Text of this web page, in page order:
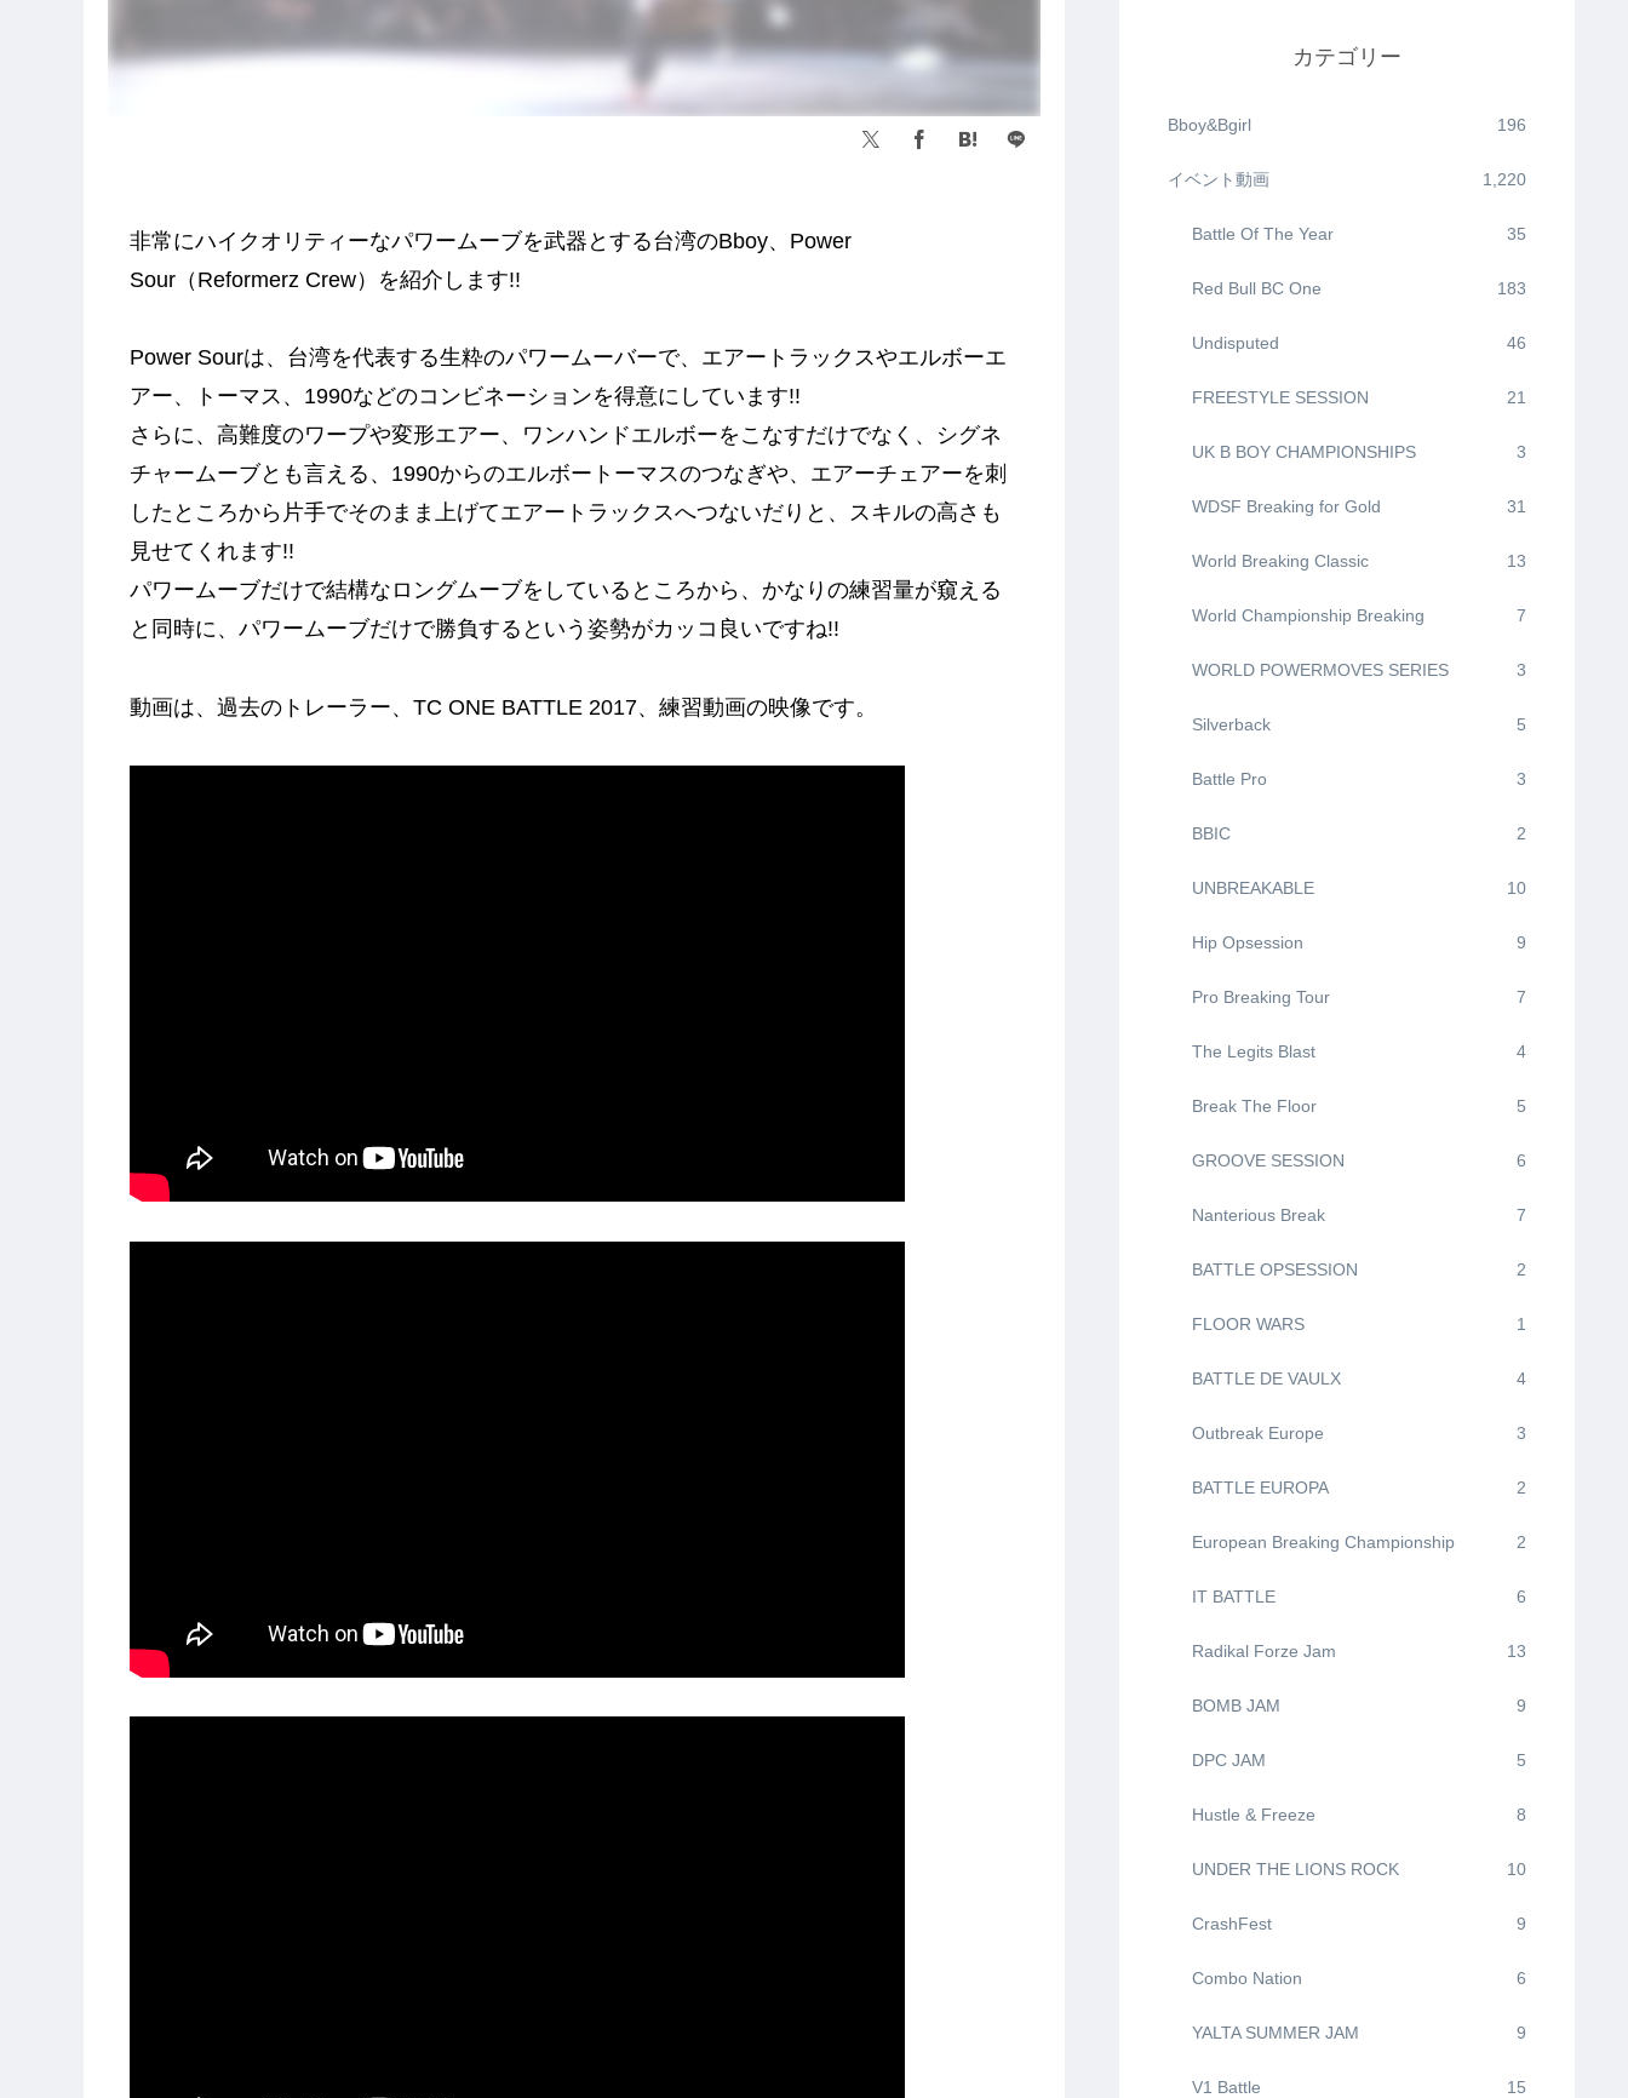
非常にハイクオリティーなパワームーブを武器とする台湾のBboy、Power
Sour（Reformerz Crew）を紹介します!!
Power Sourは、台湾を代表する生粋のパワームーバーで、エアートラックスやエルボーエ
アー、トーマス、1990などのコンビネーションを得意にしています!!
さらに、高難度のワープや変形エアー、ワンハンドエルボーをこなすだけでなく、シグネ
チャームーブとも言える、1990からのエルボートーマスのつなぎや、エアーチェアーを刺
したところから片手でそのまま上げてエアートラックスへつないだりと、スキルの高さも
見せてくれます!!
パワームーブだけで結構なロングムーブをしているところから、かなりの練習量が窺える
と同時に、パワームーブだけで勝負するという姿勢がカッコ良いですね!!
動画は、過去のトレーラー、TC ONE BATTLE 2017、練習動画の映像です。
カテゴリー
Bboy&Bgirl 196
イベント動画 1,220
Battle Of The Year 35
Red Bull BC One 183
Undisputed 46
FREESTYLE SESSION 21
UK B BOY CHAMPIONSHIPS 3
WDSF Breaking for Gold 31
World Breaking Classic 13
World Championship Breaking 7
WORLD POWERMOVES SERIES 3
Silverback 5
Battle Pro 3
BBIC 2
UNBREAKABLE 10
Hip Opsession 9
Pro Breaking Tour 7
The Legits Blast 4
Break The Floor 5
GROOVE SESSION 6
Nanterious Break 7
BATTLE OPSESSION 2
FLOOR WARS 1
BATTLE DE VAULX 4
Outbreak Europe 3
BATTLE EUROPA 2
European Breaking Championship 2
IT BATTLE 6
Radikal Forze Jam 13
BOMB JAM 9
DPC JAM 5
Hustle & Freeze 8
UNDER THE LIONS ROCK 10
CrashFest 9
Combo Nation 6
YALTA SUMMER JAM 9
V1 Battle 15